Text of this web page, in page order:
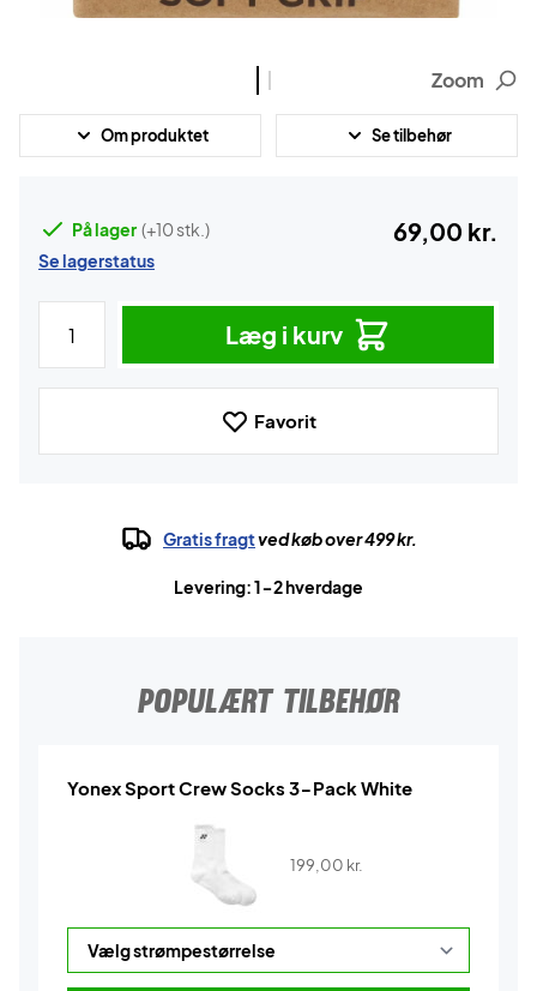
Zoom
Om produktet Se tilbehør
På lager (+10 stk.)
Se lagerstatus
69,00 kr.
Læg i kurv
Favorit
Gratis fragtved køb over 499 kr.
Levering: 1-2 hverdage
POPULÆRT TILBEHØR
Yonex Sport Crew Socks 3-Pack White
199,00 kr.